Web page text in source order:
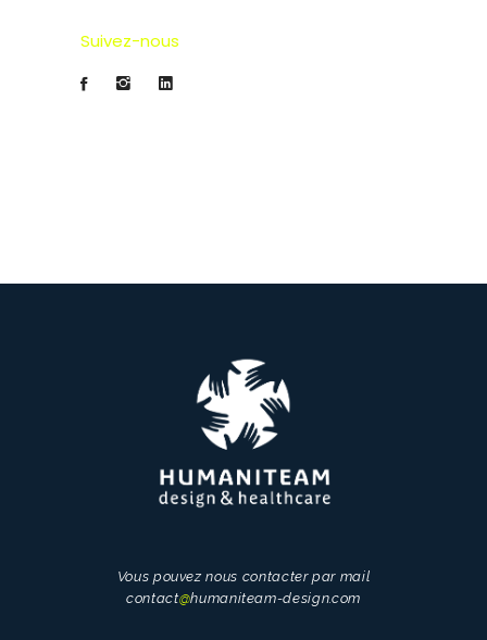
Suivez-nous
Vous pouvez nous contacter par mail
contact@humaniteam-design.com